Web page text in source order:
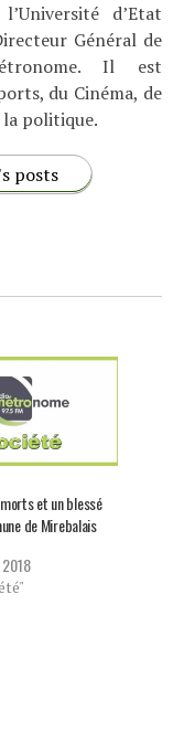
d’Etat
Général de
Il est
du Cinéma, de
politique.
posts
et un blessé
de Mirebalais